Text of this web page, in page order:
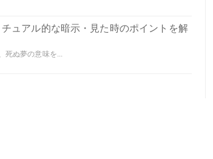
ュアル的な暗示・見た時のポイントを解
死ぬ夢の意味を...